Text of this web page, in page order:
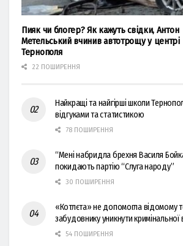
Пияк чи блогер? Як кажуть свідки, Антон
Метельський вчинив автотрощу у центрі
Тернополя
22 ПОШИРЕННЯ
Найкращі та найгірші школи
відгуками та статистикою
78 ПОШИРЕННЯ
“Мені набридла брехня Василя
покидають партію “Слуга народу”
30 ПОШИРЕННЯ
«Котлєта» не допомогла відомому
забудовнику уникнути кримінальної
54 ПОШИРЕННЯ